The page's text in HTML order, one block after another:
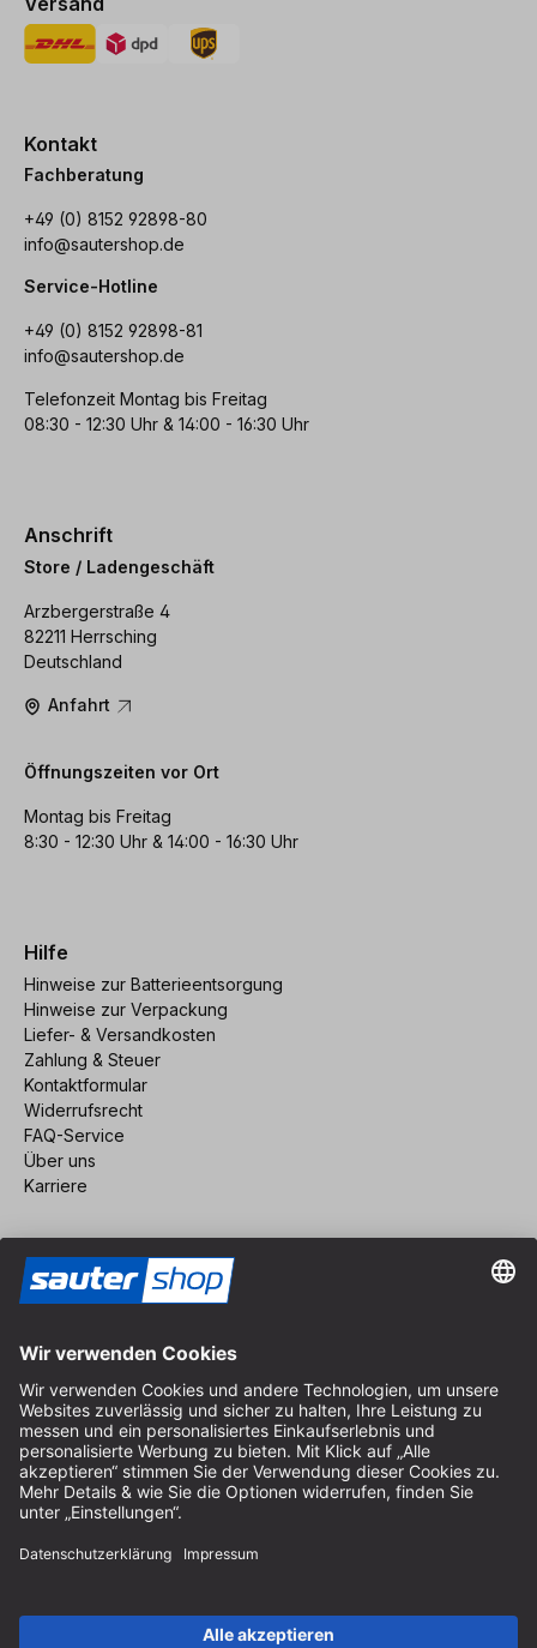
Kontakt
Fachberatung
+49 (0) 8152 92898-80
info@sautershop.de
Service-Hotline
+49 (0) 8152 92898-81
info@sautershop.de
Telefonzeit Montag bis Freitag
08:30 - 12:30 Uhr & 14:00 - 16:30 Uhr
Anschrift
Store / Ladengeschäft
Arzbergerstraße 4
82211 Herrsching
Deutschland
Anfahrt
Öffnungszeiten vor Ort
Montag bis Freitag
8:30 - 12:30 Uhr & 14:00 - 16:30 Uhr
Hilfe
Hinweise zur Batterieentsorgung
Hinweise zur Verpackung
Liefer- & Versandkosten
Zahlung & Steuer
Kontaktformular
Widerrufsrecht
FAQ-Service
Über uns
Karriere
Impressum
AGB
Datenschutz
Cookie-Einstellungen
© 2026 sauter GmbH
* kostenloser Versand ab 150 Euro Bestellwert innerhalb
Deutschlands für die Standard-Paketgrößen - ausgenommen